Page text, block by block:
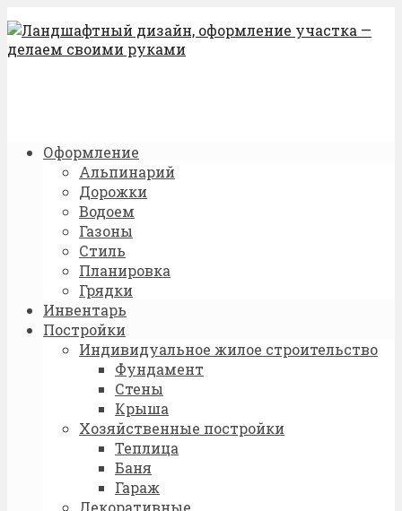
Оформление
Альпинарий
Дорожки
Водоем
Газоны
Стиль
Планировка
Грядки
Инвентарь
Постройки
Индивидуальное жилое строительство
Фундамент
Стены
Крыша
Хозяйственные постройки
Теплица
Баня
Гараж
Декоративные